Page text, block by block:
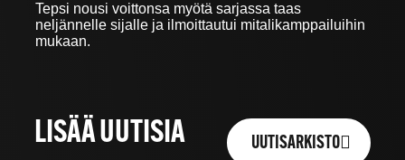
Tepsi nousi voittonsa myötä sarjassa taas
neljännelle sijalle ja ilmoittautui mitalikamppailuihin
mukaan.
LISÄÄ UUTISIA UUTISARKISTO